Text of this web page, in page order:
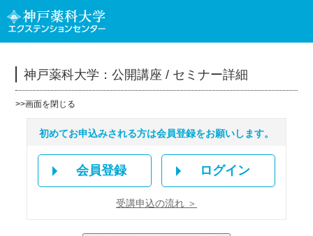
神戸薬科大学：公開講座 / セミナー詳細
>>画面を閉じる
初めてお申込みされる方は会員登録をお願いします。
会員登録 ログイン
受講申込の流れ ＞